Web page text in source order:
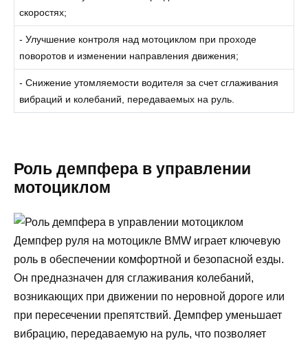
скоростях;
- Улучшение контроля над мотоциклом при проходе
поворотов и изменении направления движения;
- Снижение утомляемости водителя за счет сглаживания
вибраций и колебаний, передаваемых на руль.
Роль демпфера в управлении
мотоциклом
Демпфер руля на мотоцикле BMW играет ключевую
роль в обеспечении комфортной и безопасной езды.
Он предназначен для сглаживания колебаний,
возникающих при движении по неровной дороге или
при пересечении препятствий. Демпфер уменьшает
вибрацию, передаваемую на руль, что позволяет